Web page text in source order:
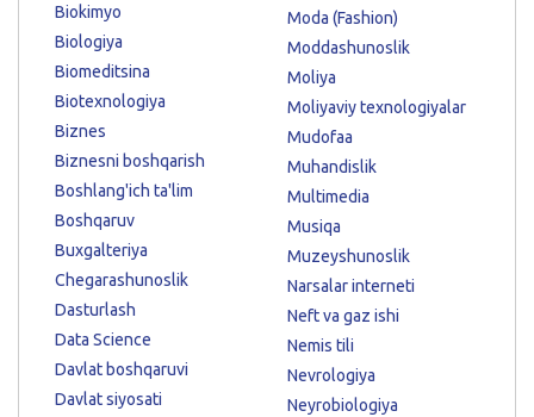
Biokimyo
Biologiya
Biomeditsina
Biotexnologiya
Biznes
Biznesni boshqarish
Boshlang'ich ta'lim
Boshqaruv
Buxgalteriya
Chegarashunoslik
Dasturlash
Data Science
Davlat boshqaruvi
Davlat siyosati
Moda (Fashion)
Moddashunoslik
Moliya
Moliyaviy texnologiyalar
Mudofaa
Muhandislik
Multimedia
Musiqa
Muzeyshunoslik
Narsalar interneti
Neft va gaz ishi
Nemis tili
Nevrologiya
Neyrobiologiya